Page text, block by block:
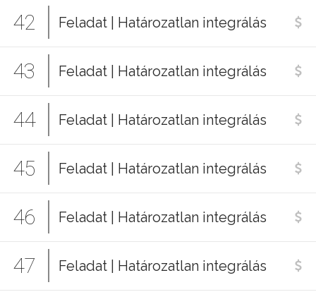
42 Feladat | Határozatlan integrálás
43 Feladat | Határozatlan integrálás
44 Feladat | Határozatlan integrálás
45 Feladat | Határozatlan integrálás
46 Feladat | Határozatlan integrálás
47 Feladat | Határozatlan integrálás